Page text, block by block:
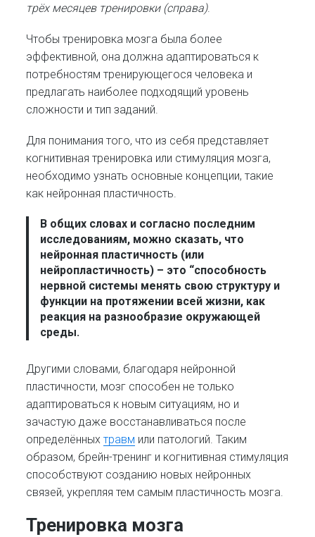
трёх месяцев тренировки (справа).
Чтобы тренировка мозга была более
эффективной, она должна адаптироваться к
потребностям тренирующегося человека и
предлагать наиболее подходящий уровень
сложности и тип заданий.
Для понимания того, что из себя представляет
когнитивная тренировка или стимуляция мозга,
необходимо узнать основные концепции, такие
как нейронная пластичность.
В общих словах и согласно последним
исследованиям, можно сказать, что
нейронная пластичность (или
нейропластичность) – это “способность
нервной системы менять свою структуру и
функции на протяжении всей жизни, как
реакция на разнообразие окружающей
среды.
Другими словами, благодаря нейронной
пластичности, мозг способен не только
адаптироваться к новым ситуациям, но и
зачастую даже восстанавливаться после
определённыхтравм или патологий. Таким
образом, брейн-тренинг и когнитивная стимуляция
способствуют созданию новых нейронных
связей, укрепляя тем самым пластичность мозга.
Тренировка мозга